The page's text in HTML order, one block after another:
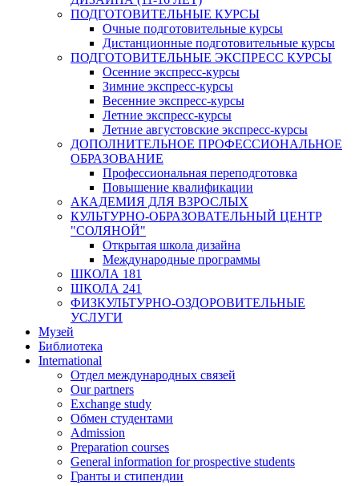
ПОДГОТОВИТЕЛЬНЫЕ КУРСЫ
Очные подготовительные курсы
Дистанционные подготовительные курсы
ПОДГОТОВИТЕЛЬНЫЕ ЭКСПРЕСС КУРСЫ
Осенние экспресс-курсы
Зимние экспресс-курсы
Весенние экспресс-курсы
Летние экспресс-курсы
Летние августовские экспресс-курсы
ДОПОЛНИТЕЛЬНОЕ ПРОФЕССИОНАЛЬНОЕ
ОБРАЗОВАНИЕ
Профессиональная переподготовка
Повышение квалификации
АКАДЕМИЯ ДЛЯ ВЗРОСЛЫХ
КУЛЬТУРНО-ОБРАЗОВАТЕЛЬНЫЙ ЦЕНТР
"СОЛЯНОЙ"
Открытая школа дизайна
Международные программы
ШКОЛА 181
ШКОЛА 241
ФИЗКУЛЬТУРНО-ОЗДОРОВИТЕЛЬНЫЕ
УСЛУГИ
Музей
Библиотека
International
Отдел международных связей
Our partners
Exchange study
Обмен студентами
Admission
Preparation courses
General information for prospective students
Гранты и стипендии